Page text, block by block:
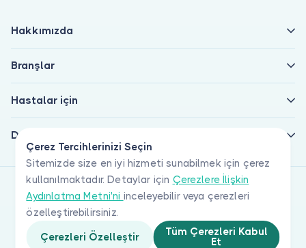
Çerez Tercihlerinizi Seçin
Sitemizde size en iyi hizmeti sunabilmek için çerez
kullanılmaktadır. Detaylar için Çerezlere İlişkin
Aydınlatma Metni'ni inceleyebilir veya çerezleri
özelleştirebilirsiniz.
Çerezleri Özelleştir
Tüm Çerezleri Kabul
Et
Hakkımızda
Branşlar
Hastalar için
Doktorlar için